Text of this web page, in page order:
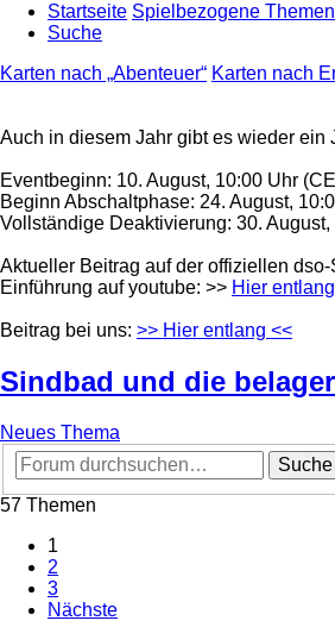
Startseite Spielbezogene Themen
Suche
Karten nach „Abenteuer“ Karten nach
Auch in diesem Jahr gibt es wieder ein
Eventbeginn: 10. August, 10:00 Uhr
Beginn Abschaltphase: 24. August,
Vollständige Deaktivierung: 30.
Aktueller Beitrag auf der offiziellen dso-
Einführung auf youtube: >> Hier
Beitrag bei uns: >> Hier entlang <<
Sindbad und die
Neues Thema
Suche
57 Themen
1
2
3
Nächste